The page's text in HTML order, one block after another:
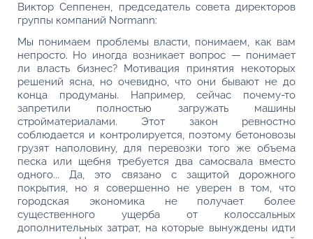
Виктор Сеппенен, председатель совета директоров
группы компаний Normann:
Мы понимаем проблемы власти, понимаем, как вам
непросто. Но иногда возникает вопрос — понимает
ли власть бизнес? Мотивация принятия некоторых
решений ясна, но очевидно, что они бывают не до
конца продуманы. Например, сейчас почему-то
запретили полностью загружать машины
стройматериалами. Этот закон ревностно
соблюдается и контролируется, поэтому бетоновозы
грузят наполовину, для перевозки того же объема
песка или щебня требуется два самосвала вместо
одного... Да, это связано с защитой дорожного
покрытия, но я совершенно не уверен в том, что
городская экономика не получает более
существенного ущерба от колоссальных
дополнительных затрат, на которые вынуждены идти